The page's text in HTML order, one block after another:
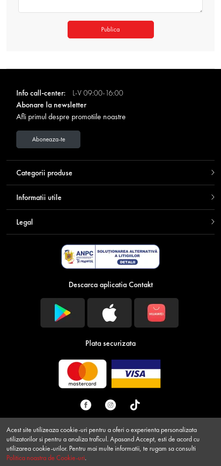
Publica
Info call-center:
L-V 09:00-16:00
Abonare la newsletter
Afli primul despre promotiile noastre
Aboneaza-te
Categorii produse
Informatii utile
Legal
Descarca aplicatia Contakt
Plata securizata
© Contakt.ro 2026 - Toate drepturile rezervate CONTAKT
EXPRESS LOGISTIK SA RO33220770 J2014001351359 Strada
Descarca GRATUIT aplicatia Contakt!
Devino membru in Club Contakt si profita de reduceri
Acest site utilizeaza cookie-uri pentru a oferi o experienta personalizata
utilizatorilor si pentru a analiza traficul. Apasand Accept, esti de acord cu
utilizarea cookie-urilor. Pentru mai multe informatii, te rugam sa consulti
Politica noastra de Cookie-uri.